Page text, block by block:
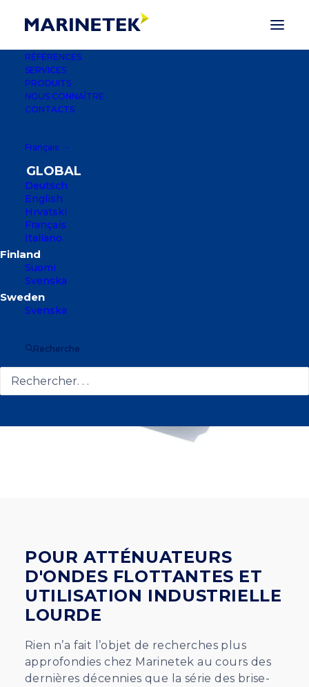
RÉFÉRENCES
SERVICES
PRODUITS
NOUS CONNAÎTRE
CONTACTS
Français
Deutsch
English
Hrvatski
Français
Italiano
Suomi
Svenska
Svenska
Recherche
BRISE-LAMES
approfondies chez Marinetek au cours
des dernières décennies que la série
des brise-lames.
POUR ATTÉNUATEURS
D'ONDES FLOTTANTES ET
UTILISATION INDUSTRIELLE
LOURDE
Rien n’a fait l’objet de recherches plus
approfondies chez Marinetek au cours des
dernières décennies que la série des brise-